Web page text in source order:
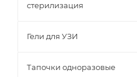
стерилизация
Гели для УЗИ
Тапочки одноразовые